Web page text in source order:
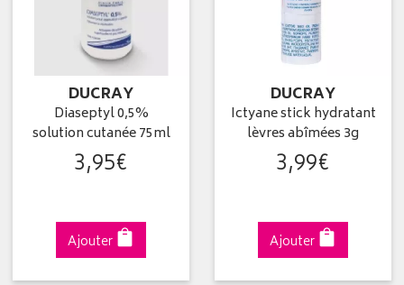
DUCRAY
Diaseptyl 0,5%
solution cutanée 75ml
3,95€
Ajouter
DUCRAY
Ictyane stick hydratant
lèvres abîmées 3g
3,99€
Ajouter